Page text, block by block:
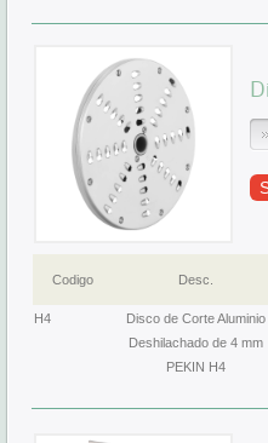
Codigo Desc.
H4
Disco de Corte Aluminio
Deshilachado de 4 mm
PEKIN H4